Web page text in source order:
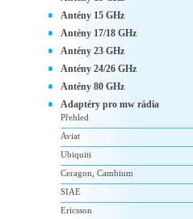
Antény 15 GHz
Antény 17/18 GHz
Antény 23 GHz
Antény 24/26 GHz
Antény 80 GHz
Adaptéry pro mw rádia
Přehled
Aviat
Ubiquiti
Ceragon, Cambium
SIAE
Ericsson